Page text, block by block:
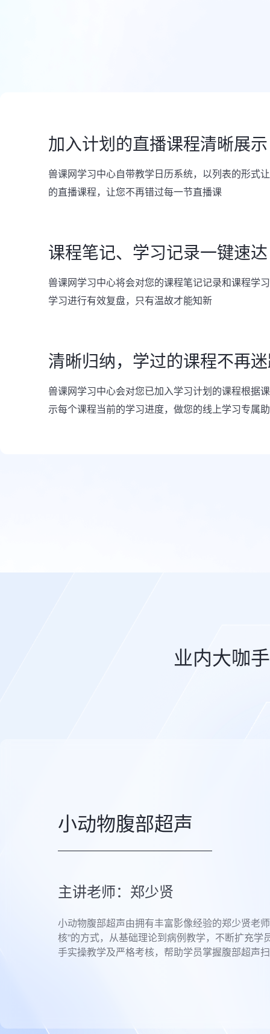
加入计划的直播课程清晰展示
兽课网学习中心自带教学日历系统，以列表的形式
的直播课程，让您不再错过每一节直播课
课程笔记、学习记录一键速达
兽课网学习中心将会对您的课程笔记记录和课程学
学习进行有效复盘，只有温故才能知新
清晰归纳，学过的课程不再
兽课网学习中心会对您已加入学习计划的课程根据
示每个课程当前的学习进度，做您的线上学习专属
业内大咖
小动物腹部超声
主讲老师：郑少贤
小动物腹部超声由拥有丰富影像经验的郑少贤老
核”的方式，从基础理论到病例教学，不断扩充学
手实操教学及严格考核，帮助学员掌握腹部超声